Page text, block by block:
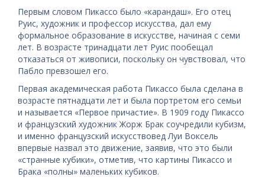
Первым словом Пикассо было «карандаш». Его отец
Руис, художник и профессор искусства, дал ему
формальное образование в искусстве, начиная с семи
лет. В возрасте тринадцати лет Руис пообещал
отказаться от живописи, поскольку он чувствовал, что
Пабло превзошел его.
Первая академическая работа Пикассо была сделана в
возрасте пятнадцати лет и была портретом его семьи
и называется «Первое причастие». В 1909 году Пикассо
и французский художник Жорж Брак соучредили кубизм,
и именно французский искусствовед Луи Воксель
впервые назвал это движение, заявив, что это были
«странные кубики», отметив, что картины Пикассо и
Бракa «полны» маленьких кубиков.